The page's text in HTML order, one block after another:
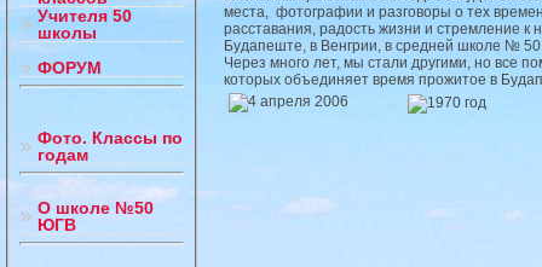
Учителя 50
школы
ФОРУМ
Фото. Классы по
годам
О школе №50
ЮГВ
места, фотографии и разговоры о тех
расставания, радость жизни и стремление
Будапеште, в Венгрии, в средней школе №
Через много лет, мы стали другими, но все
которых объединяет время прожитое в